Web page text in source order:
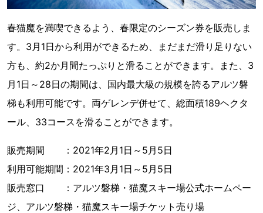
春猫魔を満喫できるよう、春限定のシーズン券を販売しま
す。3月1日から利用ができるため、まだまだ滑り足りない
方も、約2か月間たっぷりと滑ることができます。また、3
月1日～28日の期間は、国内最大級の規模を誇るアルツ磐
梯も利用可能です。両ゲレンデ併せて、総面積189ヘクタ
ール、33コースを滑ることができます。
販売期間 ：2021年2月1日～5月5日
利用可能期間：2021年3月1日～5月5日
販売窓口 ：アルツ磐梯・猫魔スキー場公式ホームペー
ジ、アルツ磐梯・猫魔スキー場チケット売り場